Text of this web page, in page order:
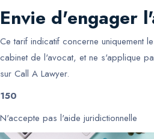
Envie d'engager
Ce tarif indicatif concerne uniquement
cabinet de l'avocat, et ne s'applique
sur Call A Lawyer.
150
N'accepte pas l'aide juridictionnelle